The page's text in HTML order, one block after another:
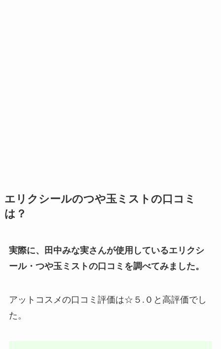
エリクシールのつや玉ミストの口コミ
は？
実際に、田中みな実さんが使用しているエリクシ
ール・つや玉ミストの口コミを調べてみました。
アットコスメの口コミ評価は☆５.０と高評価でし
た。